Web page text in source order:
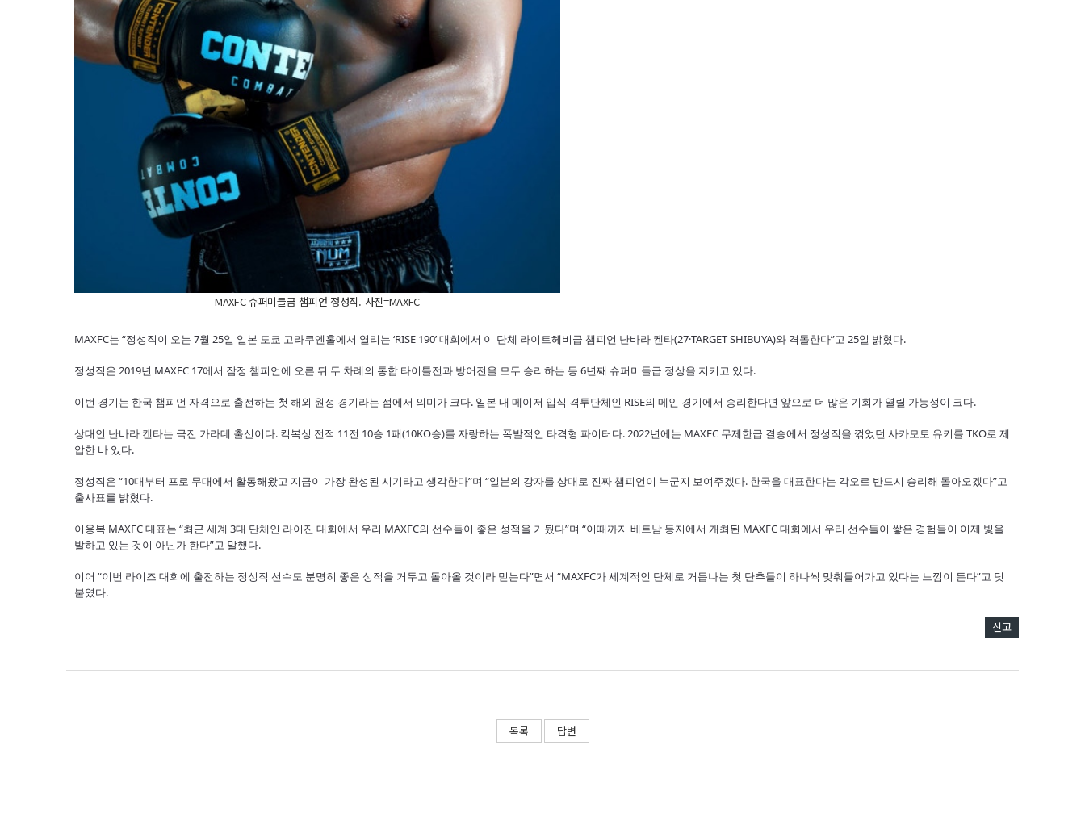
MAXFC 슈퍼미들급 챔피언 정성직. 사진=MAXFC
MAXFC는 “정성직이 오는 7월 25일 일본 도쿄 고라쿠엔홀에서 열리는 ‘RISE 190’ 대회에서 이 단체 라이트헤비급 챔피언 난바라 켄타(27·TARGET SHIBUYA)와 격돌한다”고 25일 밝혔다.
정성직은 2019년 MAXFC 17에서 잠정 챔피언에 오른 뒤 두 차례의 통합 타이틀전과 방어전을 모두 승리하는 등 6년째 슈퍼미들급 정상을 지키고 있다.
이번 경기는 한국 챔피언 자격으로 출전하는 첫 해외 원정 경기라는 점에서 의미가 크다. 일본 내 메이저 입식 격투단체인 RISE의 메인 경기에서 승리한다면 앞으로 더 많은 기회가 열릴 가능성이 크다.
상대인 난바라 켄타는 극진 가라데 출신이다. 킥복싱 전적 11전 10승 1패(10KO승)를 자랑하는 폭발적인 타격형 파이터다. 2022년에는 MAXFC 무제한급 결승에서 정성직을 꺾었던 사카모토 유키를 TKO로 제
압한 바 있다.
정성직은 “10대부터 프로 무대에서 활동해왔고 지금이 가장 완성된 시기라고 생각한다”며 “일본의 강자를 상대로 진짜 챔피언이 누군지 보여주겠다. 한국을 대표한다는 각오로 반드시 승리해 돌아오겠다”고
출사표를 밝혔다.
이용복 MAXFC 대표는 “최근 세계 3대 단체인 라이진 대회에서 우리 MAXFC의 선수들이 좋은 성적을 거뒀다”며 “이때까지 베트남 등지에서 개최된 MAXFC 대회에서 우리 선수들이 쌓은 경험들이 이제 빛을
발하고 있는 것이 아닌가 한다”고 말했다.
이어 “이번 라이즈 대회에 출전하는 정성직 선수도 분명히 좋은 성적을 거두고 돌아올 것이라 믿는다”면서 “MAXFC가 세계적인 단체로 거듭나는 첫 단추들이 하나씩 맞춰들어가고 있다는 느낌이 든다”고 덧
붙였다.
신고
목록 답변